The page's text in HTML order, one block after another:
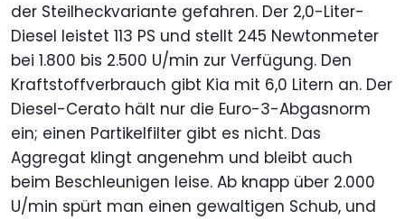
der Steilheckvariante gefahren. Der 2,0-Liter-
Diesel leistet 113 PS und stellt 245 Newtonmeter
bei 1.800 bis 2.500 U/min zur Verfügung. Den
Kraftstoffverbrauch gibt Kia mit 6,0 Litern an. Der
Diesel-Cerato hält nur die Euro-3-Abgasnorm
ein; einen Partikelfilter gibt es nicht. Das
Aggregat klingt angenehm und bleibt auch
beim Beschleunigen leise. Ab knapp über 2.000
U/min spürt man einen gewaltigen Schub, und